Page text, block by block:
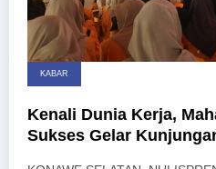
KABAR
Kenali Dunia Kerja,
Sukses Gelar